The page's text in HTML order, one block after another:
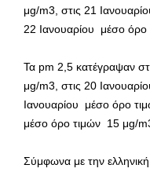
μg/m3, στις 21
22 Ιανουαρίου μέσο
Τα pm 2,5 κατέγραψαν
μg/m3, στις 20
Ιανουαρίου μέσο όρο
μέσο όρο τιμών 15 μg/
Σύμφωνα με την